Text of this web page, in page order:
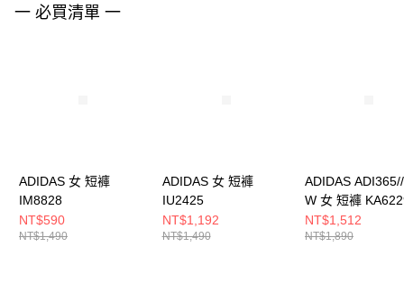
２．關於個人資料處理事宜，請瀏覽以下網址：
一 必買清單 一
ADIDAS 女 短褲
IM8828
NT$590
NT$1,490
ADIDAS 女 短褲
IU2425
NT$1,192
NT$1,490
ADIDAS
W 女 短褲
NT$1,512
NT$1,890